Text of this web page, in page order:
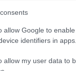
allow Google to
identifiers in apps.
allow my user data to
με την
από το
τρέμανε
τους, τα